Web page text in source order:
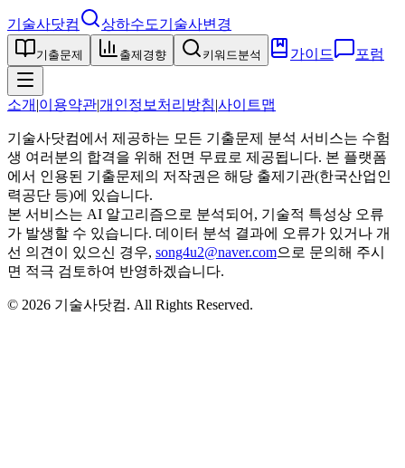
기술사닷컴 상하수도기술사변경
기출문제 출제경향 키워드분석 가이드 포럼
소개 |이용약관|개인정보처리방침|사이트맵
기술사닷컴에서 제공하는 모든 기출문제 분석 서비스는 수험
생 여러분의 합격을 위해 전면 무료로 제공됩니다. 본 플랫폼
에서 인용된 기출문제의 저작권은 해당 출제기관(한국산업인
력공단 등)에 있습니다.
본 서비스는 AI 알고리즘으로 분석되어, 기술적 특성상 오류
가 발생할 수 있습니다. 데이터 분석 결과에 오류가 있거나 개
선 의견이 있으신 경우, song4u2@naver.com으로 문의해 주시
면 적극 검토하여 반영하겠습니다.
© 2026 기술사닷컴. All Rights Reserved.